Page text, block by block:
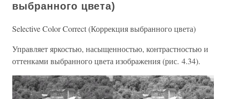
выбранного цвета)
Selective Color Correct (Коррекция выбранного цвета)
Управляет яркостью, насыщенностью, контрастностью и
оттенками выбранного цвета изображения (рис. 4.34).